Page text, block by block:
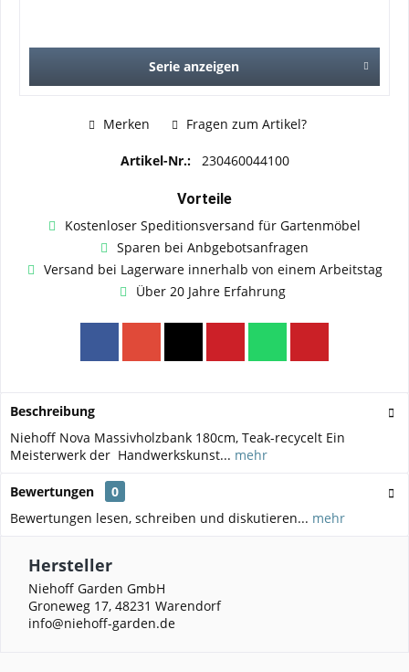
Serie anzeigen
Merken Fragen zum Artikel?
Artikel-Nr.: 230460044100
Vorteile
Kostenloser Speditionsversand für Gartenmöbel
Sparen bei Anbgebotsanfragen
Versand bei Lagerware innerhalb von einem Arbeitstag
Über 20 Jahre Erfahrung
Beschreibung
Niehoff Nova Massivholzbank 180cm, Teak-recycelt Ein
Meisterwerk der Handwerkskunst... mehr
Bewertungen
0
Bewertungen lesen, schreiben und diskutieren... mehr
Hersteller
Niehoff Garden GmbH
Groneweg 17, 48231 Warendorf
info@niehoff-garden.de